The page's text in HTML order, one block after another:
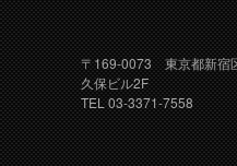
〒169-0073 東京都新宿
久保ビル2F
TEL 03-3371-7558